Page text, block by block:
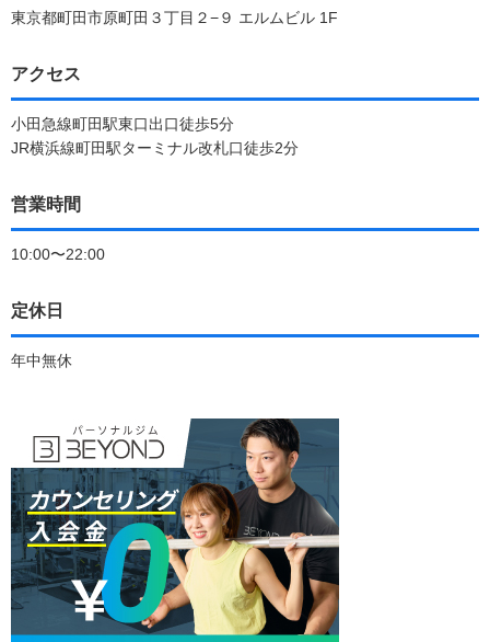
東京都町田市原町田３丁目２−９ エルムビル 1F
アクセス
小田急線町田駅東口出口徒歩5分
JR横浜線町田駅ターミナル改札口徒歩2分
営業時間
10:00〜22:00
定休日
年中無休